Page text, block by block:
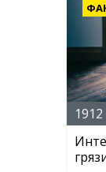
1912